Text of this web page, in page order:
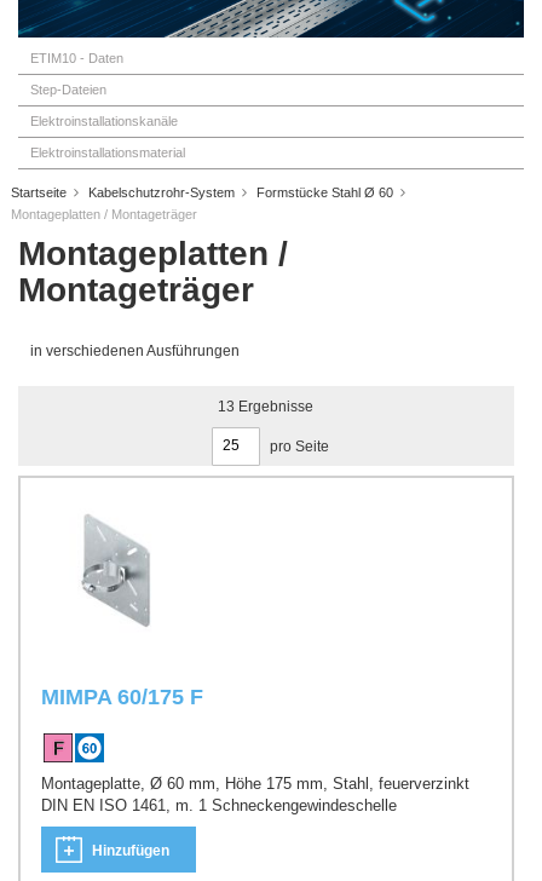
ETIM10 - Daten
Step-Dateien
Elektroinstallationskanäle
Elektroinstallationsmaterial
Startseite Kabelschutzrohr-System
Formstücke Stahl Ø 60
Montageplatten / Montageträger
Montageplatten /
Montageträger
in verschiedenen Ausführungen
13 Ergebnisse
pro Seite
MIMPA 60/175 F
Montageplatte, Ø 60 mm, Höhe 175 mm, Stahl, feuerverzinkt
DIN EN ISO 1461, m. 1 Schneckengewindeschelle
Hinzufügen